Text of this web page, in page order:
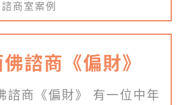
商室案例
諮商《偏財》
諮商《偏財》 有一位中年